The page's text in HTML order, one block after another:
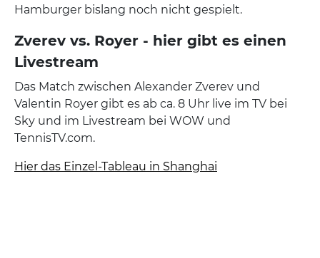
Hamburger bislang noch nicht gespielt.
Zverev vs. Royer - hier gibt es einen
Livestream
Das Match zwischen Alexander Zverev und
Valentin Royer gibt es ab ca. 8 Uhr live im TV bei
Sky und im Livestream bei WOW und
TennisTV.com.
Hier das Einzel-Tableau in Shanghai